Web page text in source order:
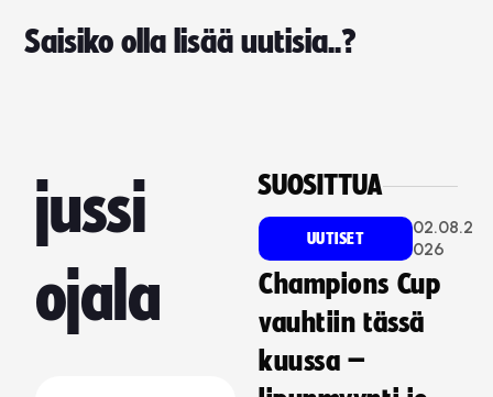
Saisiko olla lisää uutisia..?
jussi
ojala
SUOSITTUA
UUTISET
02.08.2
026
Champions Cup
vauhtiin tässä
kuussa –